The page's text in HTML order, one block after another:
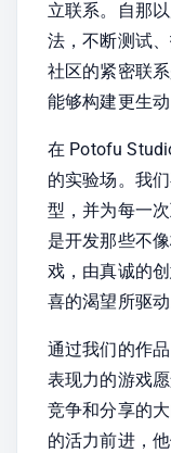
立联系。自那
法，不断测试
社区的紧密联
能够构建更生
在 Potofu
的实验场。我
型，并为每一
是开发那些不
戏，由真诚的
喜的渴望所驱动
通过我们的作
表现力的游戏
竞争和分享的
的活力前进，